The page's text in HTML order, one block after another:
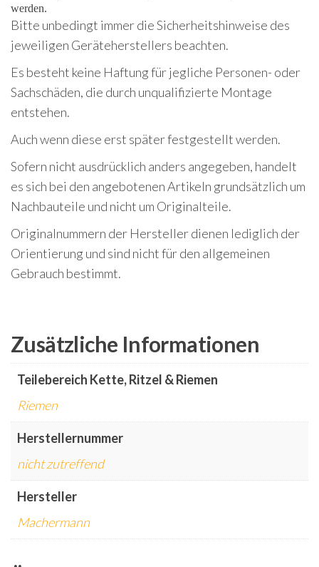
werden.
Bitte unbedingt immer die Sicherheitshinweise des
jeweiligen Geräteherstellers beachten.
Es besteht keine Haftung für jegliche Personen- oder
Sachschäden, die durch unqualifizierte Montage
entstehen.
Auch wenn diese erst später festgestellt werden.
Sofern nicht ausdrücklich anders angegeben, handelt
es sich bei den angebotenen Artikeln grundsätzlich um
Nachbauteile und nicht um Originalteile.
Originalnummern der Hersteller dienen lediglich der
Orientierung und sind nicht für den allgemeinen
Gebrauch bestimmt.
Zusätzliche Informationen
Teilebereich Kette, Ritzel & Riemen
Riemen
Herstellernummer
nicht zutreffend
Hersteller
Machermann